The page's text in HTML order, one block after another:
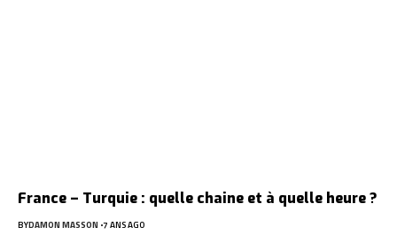
France – Turquie : quelle chaine et à quelle heure ?
BYDAMON MASSON 7 ANS AGO